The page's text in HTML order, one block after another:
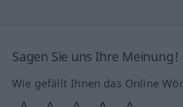
Sagen Sie uns Ihre Meinung!
Wie gefällt Ihnen das Online